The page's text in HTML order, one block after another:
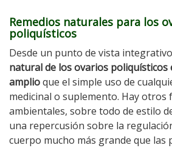
Remedios naturales para los
poliquísticos
Desde un punto de vista
natural de los ovarios poliquísticos
amplioque el simple uso de
medicinal o suplemento. Hay otros
ambientales, sobre todo de estilo
una repercusión sobre la
cuerpo mucho más grande que las